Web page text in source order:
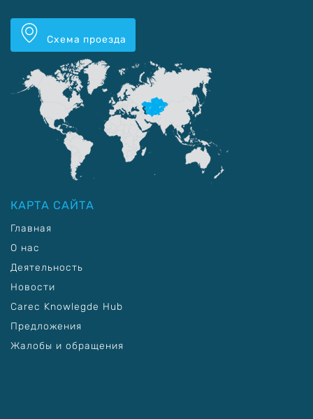
Схема проезда
КАРТА САЙТА
Главная
О нас
Деятельность
Новости
Carec Knowlegde Hub
Предложения
Жалобы и обращения